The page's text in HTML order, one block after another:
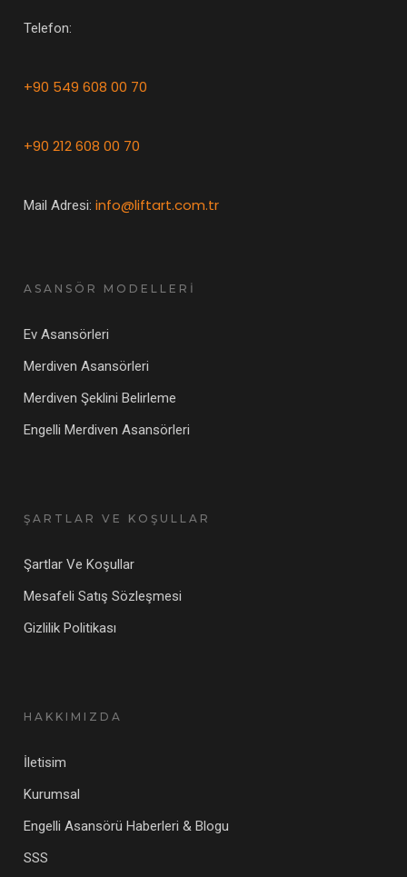
Telefon:
+90 549 608 00 70
+90 212 608 00 70
Mail Adresi:info@liftart.com.tr
ASANSÖR MODELLERİ
Ev Asansörleri
Merdiven Asansörleri
Merdiven Şeklini Belirleme
Engelli Merdiven Asansörleri
ŞARTLAR VE KOŞULLAR
Şartlar Ve Koşullar
Mesafeli Satış Sözleşmesi
Gizlilik Politikası
HAKKIMIZDA
İletisim
Kurumsal
Engelli Asansörü Haberleri & Blogu
SSS